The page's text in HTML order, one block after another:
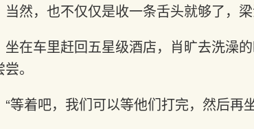
当然，也不仅仅是收一条舌头就够了，
坐在车里赶回五星级酒店，肖旷去洗澡
。
“等着吧，我们可以等他们打完，然后再